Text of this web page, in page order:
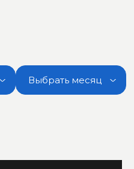
Выбрать месяц